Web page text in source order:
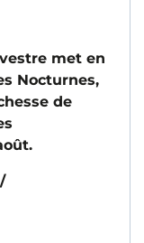
met en
Nocturnes,
de